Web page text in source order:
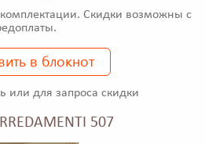
Скидки возможны с
в блокнот
или для запроса скидки
507